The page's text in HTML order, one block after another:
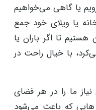
یا گاهی می‌خواهیم
یا ویلای خود جمع
تا اگر باران یا
با خیال راحت در
ما را در هر فضای
که باعث می‌شود